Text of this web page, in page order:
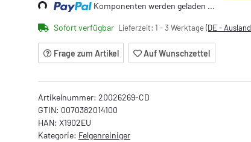
Loading... Komponenten werden geladen ...
Sofort verfügbar Lieferzeit: 1 - 3 Werktage (DE -
Frage zum Artikel Auf Wunschzettel
Artikelnummer: 20026269-CD
GTIN: 0070382014100
HAN: X1902EU
Kategorie: Felgenreiniger